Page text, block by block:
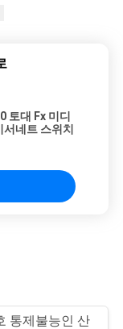
토대 Fx 미디
네트 스위치
통제불능인 산